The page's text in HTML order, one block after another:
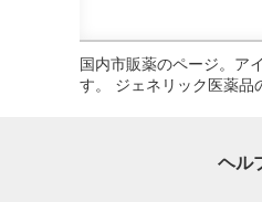
国内市販薬のページ。ア
す。 ジェネリック医薬品
ヘル